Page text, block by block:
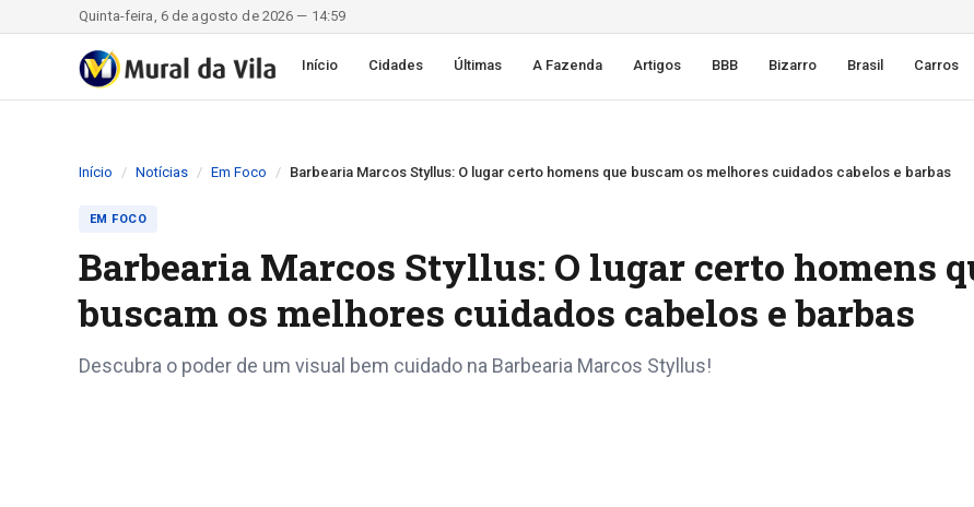
Quinta-feira, 6 de agosto de 2026 — 14:59
Início Cidades Últimas A Fazenda Artigos BBB Bizarro Brasil Carros
Início Notícias Em Foco Barbearia Marcos Styllus: O lugar certo homens que buscam os melhores cuidados cabelos e barbas
EM FOCO
Barbearia Marcos Styllus: O lugar certo homens
buscam os melhores cuidados cabelos e barbas
Descubra o poder de um visual bem cuidado na Barbearia Marcos Styllus!